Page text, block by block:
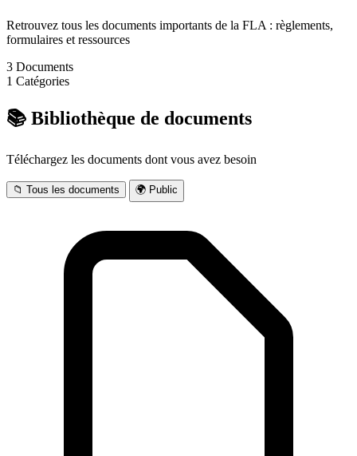
Retrouvez tous les documents importants de la FLA : règlements,
formulaires et ressources
3 Documents
1 Catégories
📚 Bibliothèque de documents
Téléchargez les documents dont vous avez besoin
📁 Tous les documents 🌍 Public